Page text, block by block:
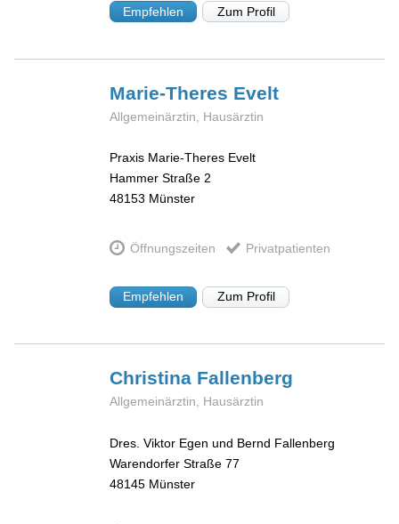
Empfehlen Zum Profil
Marie-Theres Evelt
Allgemeinärztin, Hausärztin
Praxis Marie-Theres Evelt
Hammer Straße 2
48153 Münster
Öffnungszeiten Privatpatienten
Empfehlen Zum Profil
Christina Fallenberg
Allgemeinärztin, Hausärztin
Dres. Viktor Egen und Bernd Fallenberg
Warendorfer Straße 77
48145 Münster